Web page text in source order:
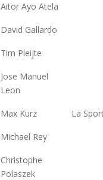
Aitor Ayo Atela
David Gallardo
Tim Pleijte
Jose Manuel
Leon
Max Kurz La
Michael Rey
Christophe
Polaszek